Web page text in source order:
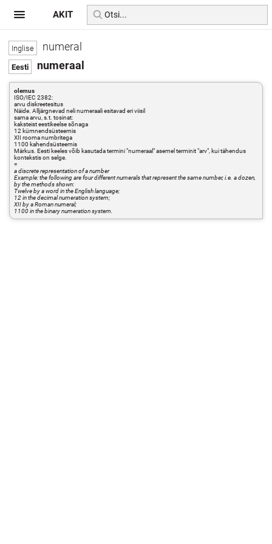
numeral
numeraal
olemus
ISO/IEC 2382:
arvu diskreetesitus
Näide. Alljärgnevad neli numeraali esitavad eri viisil
sama arvu, s.t. tosinat:
kaksteist eestikeelse sõnaga
12 kümnendsüsteemis
XII rooma numbritega
1100 kahendsüsteemis
Märkus. Eesti keeles võib kasutada termini "numeraal" asemel terminit "arv", kui tähendus
kontekstis on selge.
=
a discrete representation of a number
Example: the following are four different numerals that represent the same number, i.e. a dozen,
by the methods shown:
Twelve by a word in the English language;
12 in the decimal numeration system;
XII by a Roman numeral;
1100 in the binary numeration system.
AKIT